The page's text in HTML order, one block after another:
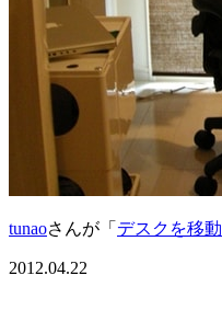
tunaoさんが「 デスクを移動
2012.04.22